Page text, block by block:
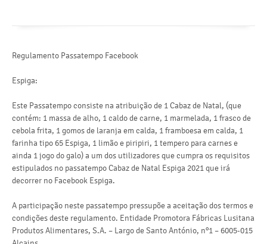
Regulamento Passatempo Facebook
Espiga:
Este Passatempo consiste na atribuição de 1 Cabaz de Natal, (que
contém: 1 massa de alho, 1 caldo de carne, 1 marmelada, 1 frasco de
cebola frita, 1 gomos de laranja em calda, 1 framboesa em calda, 1
farinha tipo 65 Espiga, 1 limão e piripiri, 1 tempero para carnes e
ainda 1 jogo do galo) a um dos utilizadores que cumpra os requisitos
estipulados no passatempo Cabaz de Natal Espiga 2021 que irá
decorrer no Facebook Espiga.
A participação neste passatempo pressupõe a aceitação dos termos e
condições deste regulamento. Entidade Promotora Fábricas Lusitana
Produtos Alimentares, S.A. – Largo de Santo António, nº1 – 6005-015